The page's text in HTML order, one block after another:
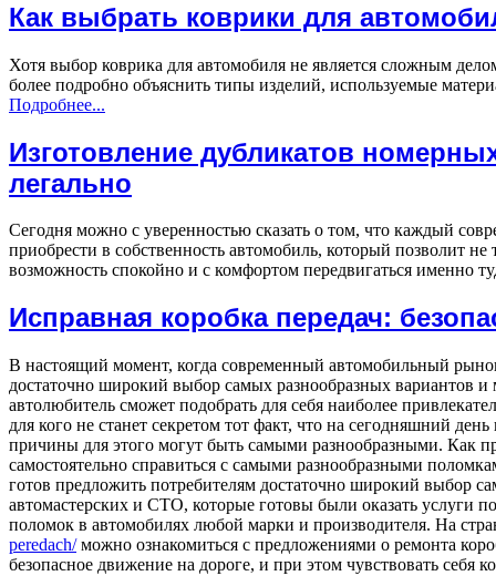
Как выбрать коврики для
Хотя выбор коврика для автомобиля не является сложным
более подробно объяснить типы изделий, используемые
Подробнее...
Изготовление дубликатов
легально
Сегодня можно с уверенностью сказать о том, что каждый
приобрести в собственность автомобиль, который позволит не
возможность спокойно и с комфортом передвигаться именно
Исправная коробка передач:
В настоящий момент, когда современный автомобильный
достаточно широкий выбор самых разнообразных вариантов
автолюбитель сможет подобрать для себя наиболее
для кого не станет секретом тот факт, что на сегодняшний
причины для этого могут быть самыми разнообразными. Как
самостоятельно справиться с самыми разнообразными
готов предложить потребителям достаточно широкий выбор
автомастерских и СТО, которые готовы были оказать услуги
поломок в автомобилях любой марки и производителя. На
peredach/можно ознакомиться с предложениями о ремонта
безопасное движение на дороге, и при этом чувствовать себя